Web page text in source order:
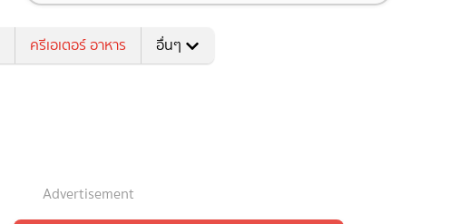
ครีเอเตอร์ อาหาร อื่นๆ
Advertisement